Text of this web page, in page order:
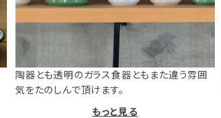
陶器とも透明のガラス食器ともまた違う雰囲
気をたのしんで頂けます。
もっと見る